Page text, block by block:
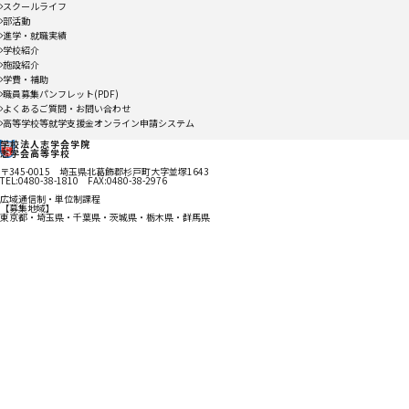
スクールライフ
部活動
進学・就職実績
学校紹介
施設紹介
学費・補助
職員募集パンフレット(PDF)
よくあるご質問・お問い合わせ
高等学校等就学支援金オンライン申請システム
学校法人志学会学院
志学会高等学校
〒345-0015 埼玉県北葛飾郡杉戸町大字並塚1643
TEL:0480-38-1810 FAX:0480-38-2976
広域通信制・単位制課程
【募集地域】
東京都・埼玉県・千葉県・茨城県・栃木県・群馬県